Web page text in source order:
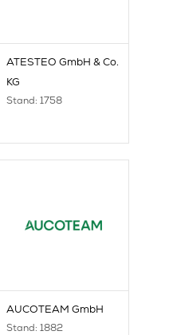
ATESTEO GmbH & Co.
KG
Stand: 1758
AUCOTEAM GmbH
Stand: 1882